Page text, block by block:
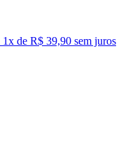
1x de R$ 39,90 sem juros